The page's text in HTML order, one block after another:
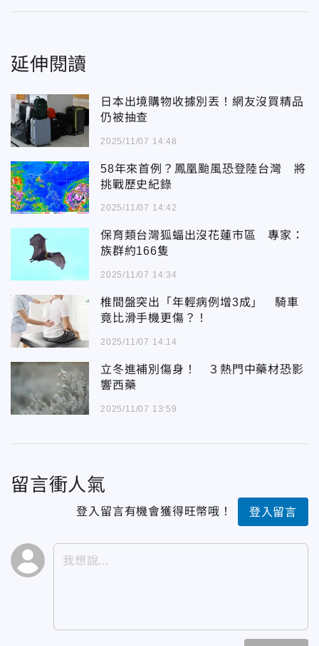
延伸閱讀
日本出境購物收據別丟！網友沒買精品
仍被抽查
2025/11/07 14:48
58年來首例？鳳凰颱風恐登陸台灣 將
挑戰歷史紀錄
2025/11/07 14:42
保育類台灣狐蝠出沒花蓮市區 專家：
族群約166隻
2025/11/07 14:34
椎間盤突出「年輕病例增3成」 騎車
竟比滑手機更傷？！
2025/11/07 14:14
立冬進補別傷身！ ３熱門中藥材恐影
響西藥
2025/11/07 13:59
留言衝人氣
登入留言有機會獲得旺幣哦！ 登入留言